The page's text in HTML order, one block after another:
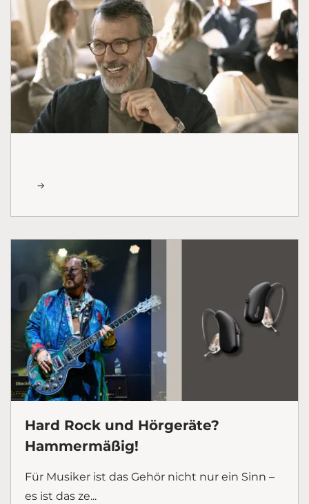
Hard Rock und Hörgeräte?
Hammermäßig!
Für Musiker ist das Gehör nicht nur ein Sinn –
es ist das ze...